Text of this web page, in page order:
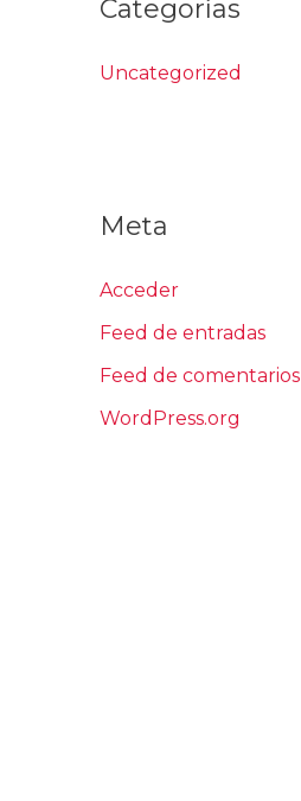
Categorías
Uncategorized
Meta
Acceder
Feed de entradas
Feed de comentarios
WordPress.org